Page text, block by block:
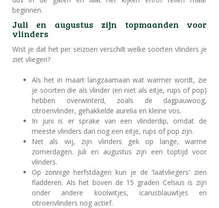
beginnen.
Juli en augustus zijn topmaanden voor
vlinders
Wist je dat het per seizoen verschilt welke soorten vlinders je
ziet vliegen?
Als het in maart langzaamaan wat warmer wordt, zie
je soorten die als vlinder (en niet als eitje, rups of pop)
hebben overwinterd, zoals de dagpauwoog,
citroenvlinder, gehakkelde aurelia en kleine vos.
In juni is er sprake van een vlinderdip, omdat de
meeste vlinders dan nog een eitje, rups of pop zijn.
Net als wij, zijn vlinders gek op lange, warme
zomerdagen. Juli en augustus zijn een toptijd voor
vlinders.
Op zonnige herfstdagen kun je de 'laatvliegers' zien
fladderen. Als het boven de 15 graden Celsius is zijn
onder andere koolwitjes, icarusblauwtjes en
citroenvlinders nog actief.